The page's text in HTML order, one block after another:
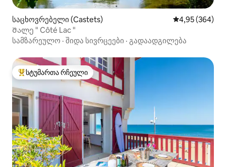
საცხოვრებელი (Castets) საშუალო
4,95 (364)
Შალე " Côté Lac "
სამზარეულო · შიდა სივრცეები · გადაადგილება
სტუმართა რჩეული მოწინავე ვარიანტი
სტუმართა რჩეული